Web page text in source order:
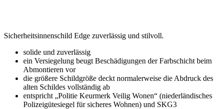
Sicherheitsinnenschild Edge zuverlässig und stilvoll.
solide und zuverlässig
ein Versiegelung beugt Beschädigungen der Farbschicht beim
Abmontieren vor
die größere Schildgröße deckt normalerweise die Abdruck des
alten Schildes vollständig ab
entspricht „Politie Keurmerk Veilig Wonen“ (niederländisches
Polizeigütesiegel für sicheres Wohnen) und SKG3